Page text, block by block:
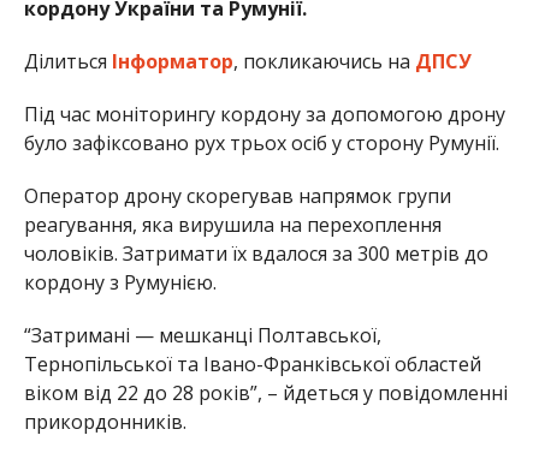
кордону України та Румунії.
Ділиться Інформатор, покликаючись на ДПСУ
Під час моніторингу кордону за допомогою дрону
було зафіксовано рух трьох осіб у сторону Румунії.
Оператор дрону скорегував напрямок групи
реагування, яка вирушила на перехоплення
чоловіків. Затримати їх вдалося за 300 метрів до
кордону з Румунією.
“Затримані — мешканці Полтавської,
Тернопільської та Івано-Франківської областей
віком від 22 до 28 років”, – йдеться у повідомленні
прикордонників.